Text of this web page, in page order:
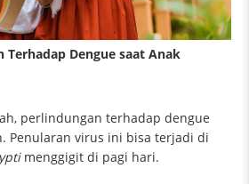
Terhadap Dengue saat Anak
perlindungan terhadap dengue
Penularan virus ini bisa terjadi di
menggigit di pagi hari.